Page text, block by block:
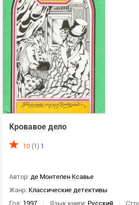
Кровавое дело
10 (1) 1
Автор: де Монтепен Ксавье
Жанр: Классические детективы
Год: 1997 Язык книги: Русский